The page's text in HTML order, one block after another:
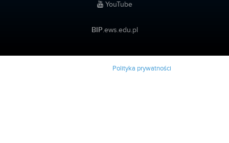
YouTube
BIP.ews.edu.pl
Polityka prywatności